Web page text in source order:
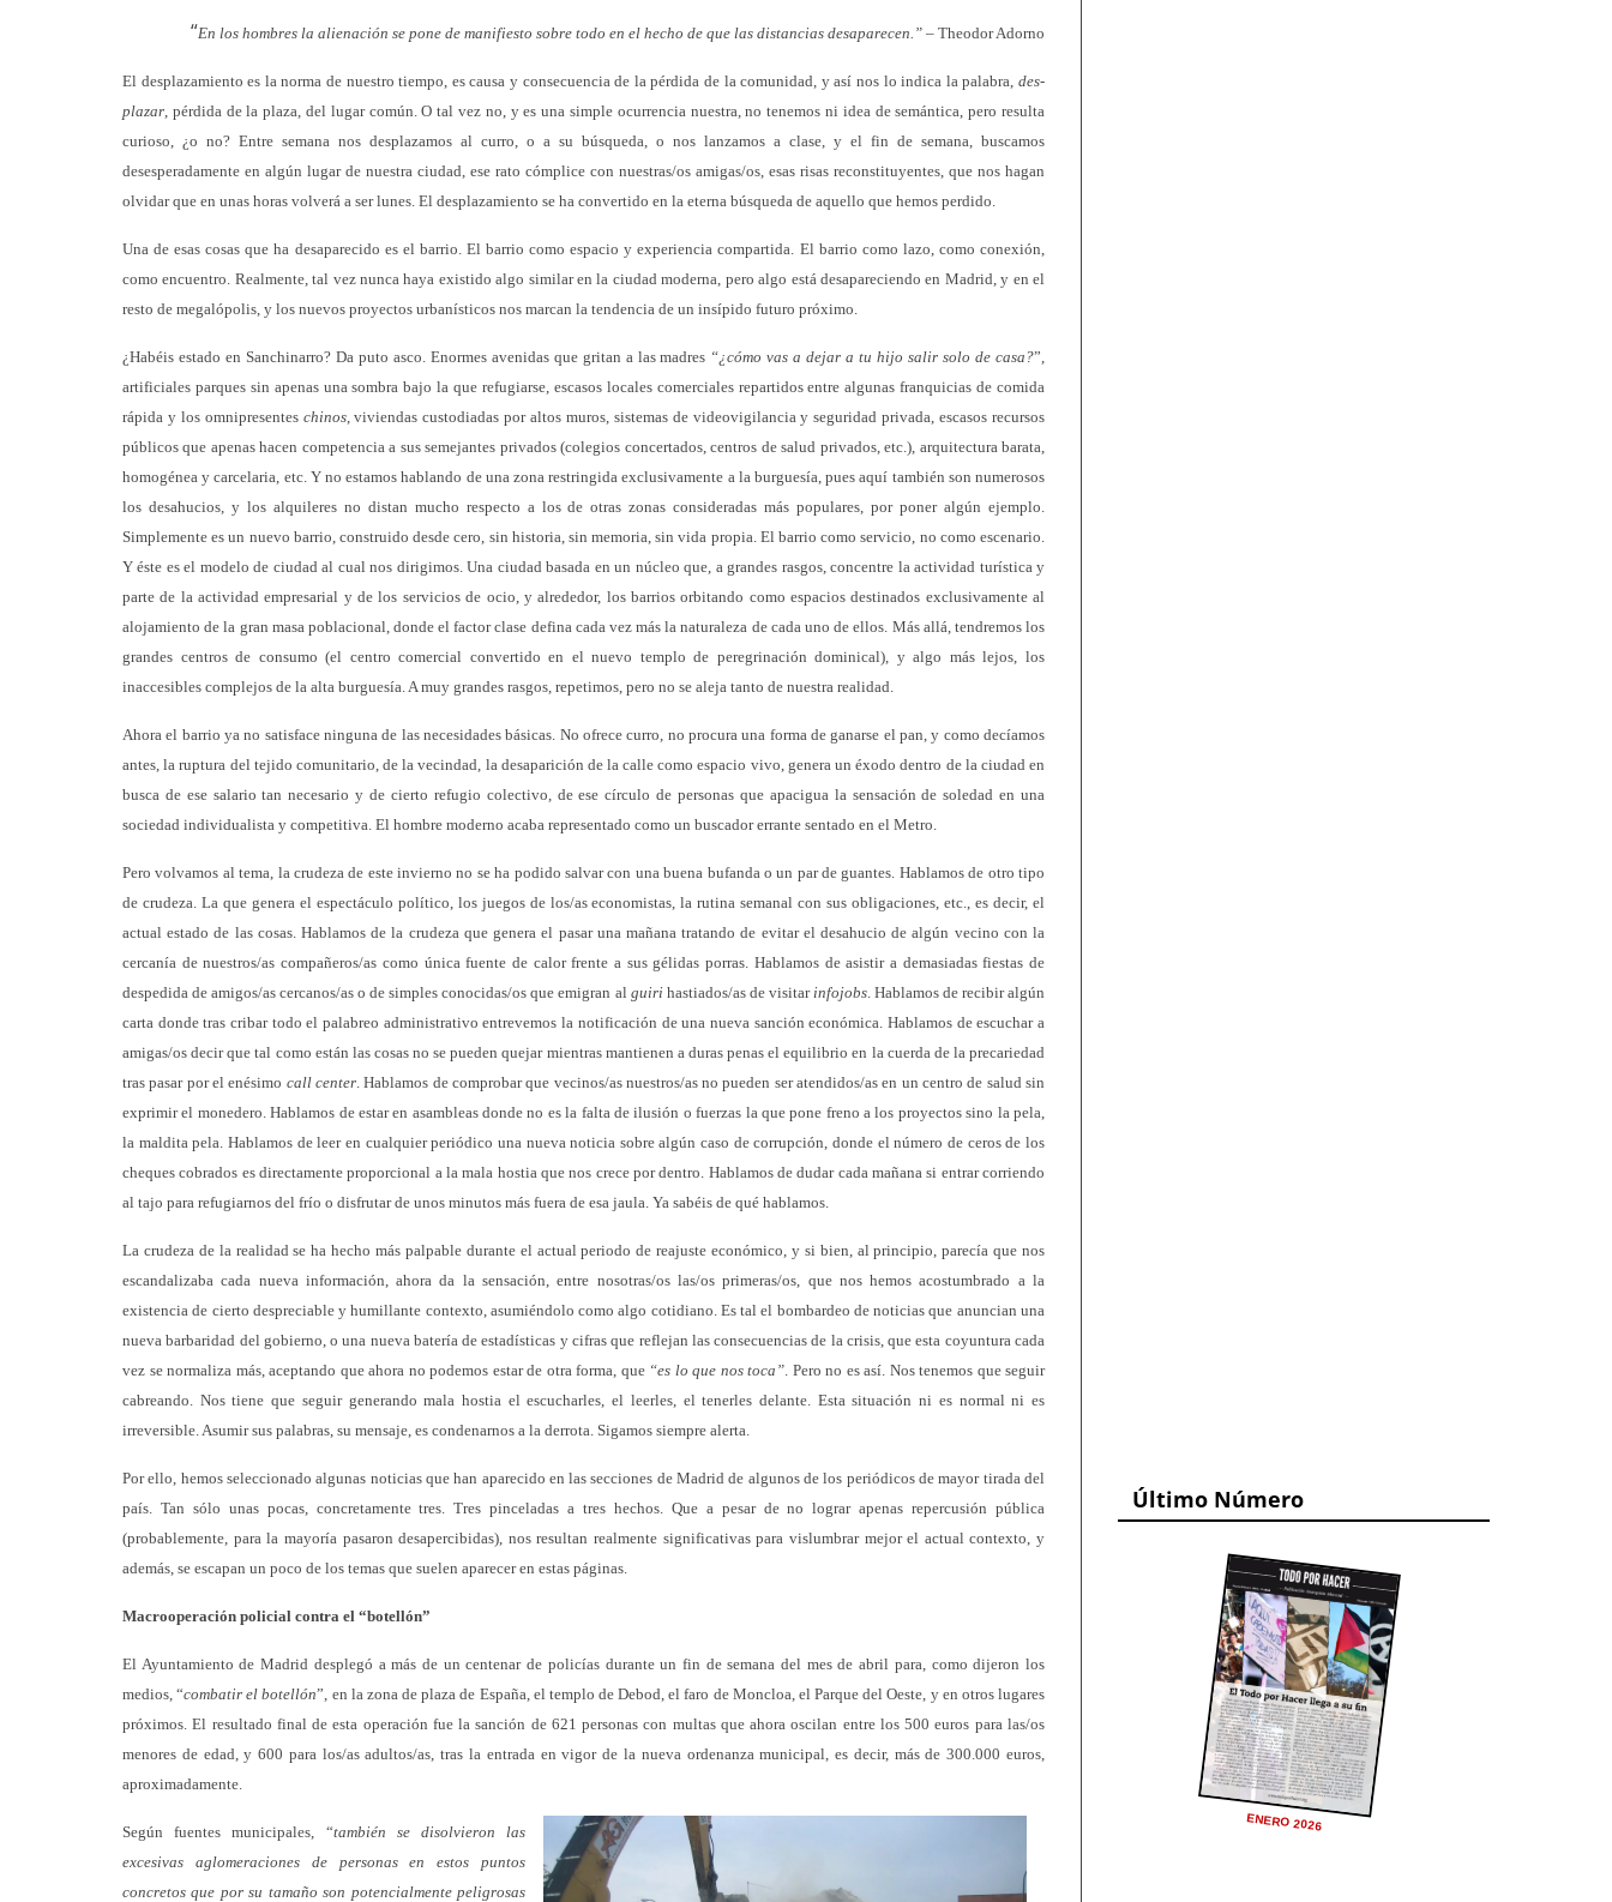
“En los hombres la alienación se pone de manifiesto sobre todo en el hecho de que las distancias desaparecen.” – Theodor Adorno
El desplazamiento es la norma de nuestro tiempo, es causa y consecuencia de la pérdida de la comunidad, y así nos lo indica la palabra, des-
plazar , pérdida de la plaza, del lugar común. O tal vez no, y es una simple ocurrencia nuestra, no tenemos ni idea de semántica, pero resulta
curioso, ¿o no? Entre semana nos desplazamos al curro, o a su búsqueda, o nos lanzamos a clase, y el fin de semana, buscamos
desesperadamente en algún lugar de nuestra ciudad, ese rato cómplice con nuestras/os amigas/os, esas risas reconstituyentes, que nos hagan
olvidar que en unas horas volverá a ser lunes. El desplazamiento se ha convertido en la eterna búsqueda de aquello que hemos perdido.
Una de esas cosas que ha desaparecido es el barrio. El barrio como espacio y experiencia compartida. El barrio como lazo, como conexión,
como encuentro. Realmente, tal vez nunca haya existido algo similar en la ciudad moderna, pero algo está desapareciendo en Madrid, y en el
resto de megalópolis, y los nuevos proyectos urbanísticos nos marcan la tendencia de un insípido futuro próximo.
¿Habéis estado en Sanchinarro? Da puto asco. Enormes avenidas que gritan a las madres “¿cómo vas a dejar a tu hijo salir solo de casa?”,
artificiales parques sin apenas una sombra bajo la que refugiarse, escasos locales comerciales repartidos entre algunas franquicias de comida
rápida y los omnipresentes chinos, viviendas custodiadas por altos muros, sistemas de videovigilancia y seguridad privada, escasos recursos
públicos que apenas hacen competencia a sus semejantes privados (colegios concertados, centros de salud privados, etc.), arquitectura barata,
homogénea y carcelaria, etc. Y no estamos hablando de una zona restringida exclusivamente a la burguesía, pues aquí también son numerosos
los desahucios, y los alquileres no distan mucho respecto a los de otras zonas consideradas más populares, por poner algún ejemplo.
Simplemente es un nuevo barrio, construido desde cero, sin historia, sin memoria, sin vida propia. El barrio como servicio, no como escenario.
Y éste es el modelo de ciudad al cual nos dirigimos. Una ciudad basada en un núcleo que, a grandes rasgos, concentre la actividad turística y
parte de la actividad empresarial y de los servicios de ocio, y alrededor, los barrios orbitando como espacios destinados exclusivamente al
alojamiento de la gran masa poblacional, donde el factor clase defina cada vez más la naturaleza de cada uno de ellos. Más allá, tendremos los
grandes centros de consumo (el centro comercial convertido en el nuevo templo de peregrinación dominical), y algo más lejos, los
inaccesibles complejos de la alta burguesía. A muy grandes rasgos, repetimos, pero no se aleja tanto de nuestra realidad.
Ahora el barrio ya no satisface ninguna de las necesidades básicas. No ofrece curro, no procura una forma de ganarse el pan, y como decíamos
antes, la ruptura del tejido comunitario, de la vecindad, la desaparición de la calle como espacio vivo, genera un éxodo dentro de la ciudad en
busca de ese salario tan necesario y de cierto refugio colectivo, de ese círculo de personas que apacigua la sensación de soledad en una
sociedad individualista y competitiva. El hombre moderno acaba representado como un buscador errante sentado en el Metro.
Pero volvamos al tema, la crudeza de este invierno no se ha podido salvar con una buena bufanda o un par de guantes. Hablamos de otro tipo
de crudeza. La que genera el espectáculo político, los juegos de los/as economistas, la rutina semanal con sus obligaciones, etc., es decir, el
actual estado de las cosas. Hablamos de la crudeza que genera el pasar una mañana tratando de evitar el desahucio de algún vecino con la
cercanía de nuestros/as compañeros/as como única fuente de calor frente a sus gélidas porras. Hablamos de asistir a demasiadas fiestas de
despedida de amigos/as cercanos/as o de simples conocidas/os que emigran al guiri hastiados/as de visitar infojobs. Hablamos de recibir algún
carta donde tras cribar todo el palabreo administrativo entrevemos la notificación de una nueva sanción económica. Hablamos de escuchar a
amigas/os decir que tal como están las cosas no se pueden quejar mientras mantienen a duras penas el equilibrio en la cuerda de la precariedad
tras pasar por el enésimo call center. Hablamos de comprobar que vecinos/as nuestros/as no pueden ser atendidos/as en un centro de salud sin
exprimir el monedero. Hablamos de estar en asambleas donde no es la falta de ilusión o fuerzas la que pone freno a los proyectos sino la pela,
la maldita pela. Hablamos de leer en cualquier periódico una nueva noticia sobre algún caso de corrupción, donde el número de ceros de los
cheques cobrados es directamente proporcional a la mala hostia que nos crece por dentro. Hablamos de dudar cada mañana si entrar corriendo
al tajo para refugiarnos del frío o disfrutar de unos minutos más fuera de esa jaula. Ya sabéis de qué hablamos.
La crudeza de la realidad se ha hecho más palpable durante el actual periodo de reajuste económico, y si bien, al principio, parecía que nos
escandalizaba cada nueva información, ahora da la sensación, entre nosotras/os las/os primeras/os, que nos hemos acostumbrado a la
existencia de cierto despreciable y humillante contexto, asumiéndolo como algo cotidiano. Es tal el bombardeo de noticias que anuncian una
nueva barbaridad del gobierno, o una nueva batería de estadísticas y cifras que reflejan las consecuencias de la crisis, que esta coyuntura cada
vez se normaliza más, aceptando que ahora no podemos estar de otra forma, que “es lo que nos toca” . Pero no es así. Nos tenemos que seguir
cabreando. Nos tiene que seguir generando mala hostia el escucharles, el leerles, el tenerles delante. Esta situación ni es normal ni es
irreversible. Asumir sus palabras, su mensaje, es condenarnos a la derrota. Sigamos siempre alerta.
Por ello, hemos seleccionado algunas noticias que han aparecido en las secciones de Madrid de algunos de los periódicos de mayor tirada del
país. Tan sólo unas pocas, concretamente tres. Tres pinceladas a tres hechos. Que a pesar de no lograr apenas repercusión pública
(probablemente, para la mayoría pasaron desapercibidas), nos resultan realmente significativas para vislumbrar mejor el actual contexto, y
además, se escapan un poco de los temas que suelen aparecer en estas páginas.
Macrooperación policial contra el “botellón”
El Ayuntamiento de Madrid desplegó a más de un centenar de policías durante un fin de semana del mes de abril para, como dijeron los
medios, “combatir el botellón”, en la zona de plaza de España, el templo de Debod, el faro de Moncloa, el Parque del Oeste, y en otros lugares
próximos. El resultado final de esta operación fue la sanción de 621 personas con multas que ahora oscilan entre los 500 euros para las/os
menores de edad, y 600 para los/as adultos/as, tras la entrada en vigor de la nueva ordenanza municipal, es decir, más de 300.000 euros,
aproximadamente.
Según fuentes municipales, “también se disolvieron las
excesivas aglomeraciones de personas en estos puntos
concretos que por su tamaño son potencialmente peligrosas
Último Número
ENERO 2026